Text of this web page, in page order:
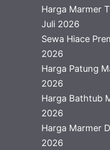
Harga Marmer
Juli 2026
Sewa Hiace
2026
Harga Patung
2026
Harga Bathtub
2026
Harga Marmer
2026